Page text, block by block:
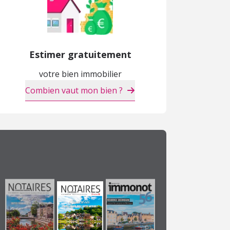
Estimer gratuitement
votre bien immobilier
Combien vaut mon bien ?